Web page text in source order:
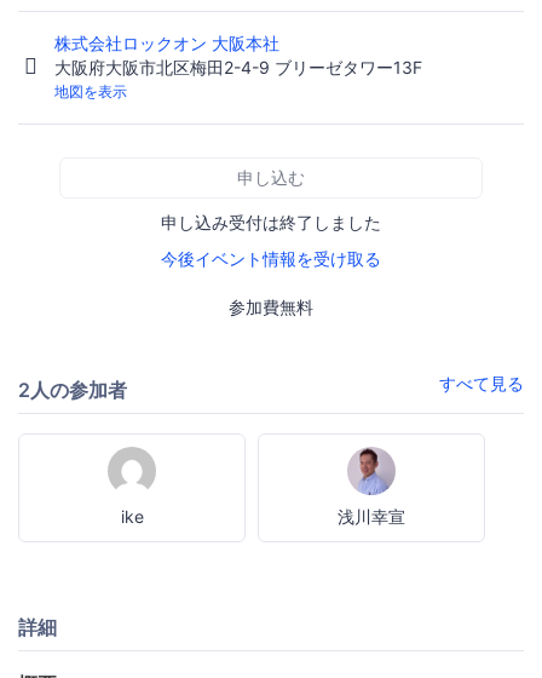
株式会社ロックオン 大阪本社
大阪府大阪市北区梅田2-4-9 ブリーゼタワー13F
地図を表示
申し込む
申し込み受付は終了しました
今後イベント情報を受け取る
参加費無料
2人の参加者 すべて見る
ike 浅川幸宣
詳細